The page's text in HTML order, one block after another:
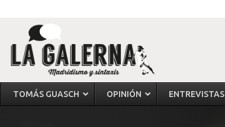
TOMÁS GUASCH OPINIÓN ENTREVISTAS